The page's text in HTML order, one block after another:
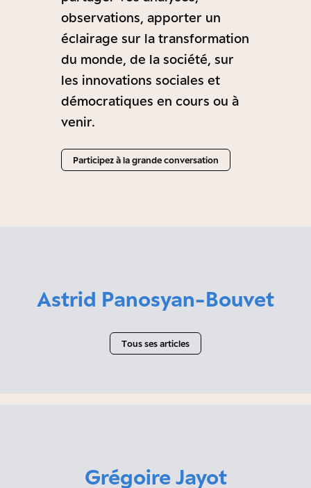
observations, apporter un
éclairage sur la transformation
du monde, de la société, sur
les innovations sociales et
démocratiques en cours ou à
venir.
Participez à la grande conversation
Astrid Panosyan-Bouvet
Tous ses articles
Grégoire Jayot